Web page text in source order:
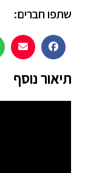
שתפו חברים:
תיאור נוסף